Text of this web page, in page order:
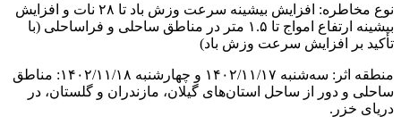
نوع مخاطره: افزایش بیشینه سرعت وزش باد تا ۲۸ نات و افزایش
بیشینه ارتفاع امواج تا ۱.۵ متر در مناطق ساحلی و فراساحلی (با
تأکید بر افزایش سرعت وزش باد)
منطقه اثر: سه‌شنبه ۱۴۰۲/۱۱/۱۷ و چهارشنبه ۱۴۰۲/۱۱/۱۸: مناطق
ساحلی و دور از ساحل استان‌های گیلان، مازندران و گلستان، در
دریای خزر.